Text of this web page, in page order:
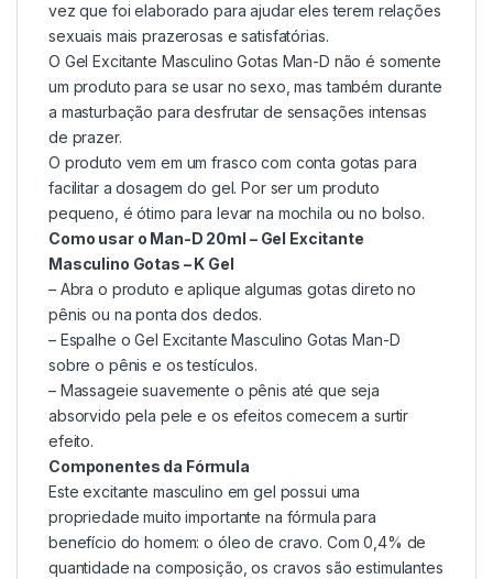
vez que foi elaborado para ajudar eles terem relações
sexuais mais prazerosas e satisfatórias.
O Gel Excitante Masculino Gotas Man-D não é somente
um produto para se usar no sexo, mas também durante
a masturbação para desfrutar de sensações intensas
de prazer.
O produto vem em um frasco com conta gotas para
facilitar a dosagem do gel. Por ser um produto
pequeno, é ótimo para levar na mochila ou no bolso.
Como usar o Man-D 20ml – Gel Excitante
Masculino Gotas – K Gel
– Abra o produto e aplique algumas gotas direto no
pênis ou na ponta dos dedos.
– Espalhe o Gel Excitante Masculino Gotas Man-D
sobre o pênis e os testículos.
– Massageie suavemente o pênis até que seja
absorvido pela pele e os efeitos comecem a surtir
efeito.
Componentes da Fórmula
Este excitante masculino em gel possui uma
propriedade muito importante na fórmula para
benefício do homem: o óleo de cravo. Com 0,4% de
quantidade na composição, os cravos são estimulantes